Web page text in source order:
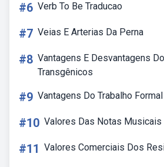
#6 Verb To Be Traducao
#7 Veias E Arterias Da Perna
#8 Vantagens E Desvantagens
Transgênicos
#9 Vantagens Do Trabalho Formal
#10 Valores Das Notas Musicais
#11 Valores Comerciais Dos